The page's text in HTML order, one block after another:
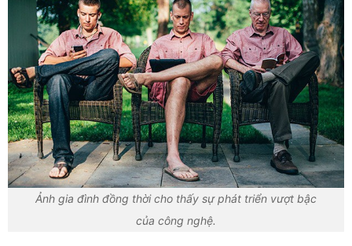
Ảnh gia đình đồng thời cho thấy sự phát triển vượt bậc
của công nghệ.